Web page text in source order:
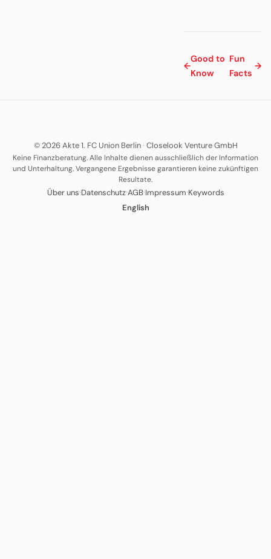
←
Good to
Know
Fun
Facts
→
© 2026 Akte 1. FC Union Berlin· Closelook Venture GmbH
Keine Finanzberatung. Alle Inhalte dienen ausschließlich der Information
und Unterhaltung. Vergangene Ergebnisse garantieren keine zukünftigen
Resultate.
Über uns·Datenschutz·AGB·Impressum·Keywords
English